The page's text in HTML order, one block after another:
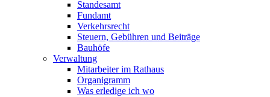
Standesamt
Fundamt
Verkehrsrecht
Steuern, Gebühren und Beiträge
Bauhöfe
Verwaltung
Mitarbeiter im Rathaus
Organigramm
Was erledige ich wo